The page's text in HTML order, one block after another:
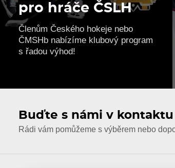
pro hráče ČSLH
Členům Českého hokeje nebo
ČMSHb nabízíme klubový program
s řadou výhod!
Buďte s námi v kontaktu
Rádi vám pomůžeme s výběrem nebo